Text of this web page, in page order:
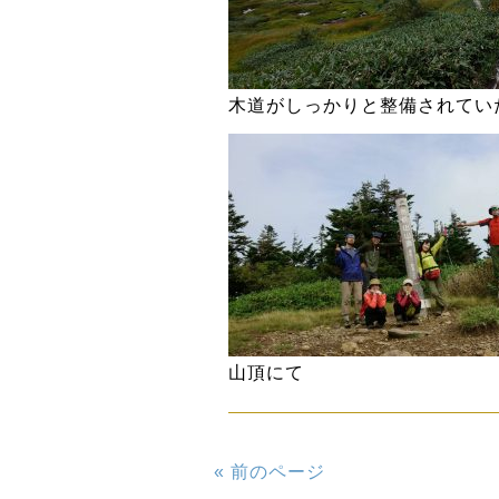
木道がしっかりと整備されてい
山頂にて
« 前のページ